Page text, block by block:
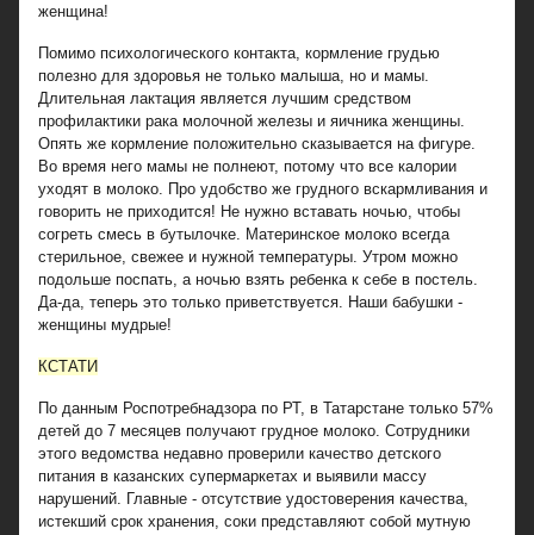
женщина!
Помимо психологического контакта, кормление грудью
полезно для здоровья не только малыша, но и мамы.
Длительная лактация является лучшим средством
профилактики рака молочной железы и яичника женщины.
Опять же кормление положительно сказывается на фигуре.
Во время него мамы не полнеют, потому что все калории
уходят в молоко. Про удобство же грудного вскармливания и
говорить не приходится! Не нужно вставать ночью, чтобы
согреть смесь в бутылочке. Материнское молоко всегда
стерильное, свежее и нужной температуры. Утром можно
подольше поспать, а ночью взять ребенка к себе в постель.
Да-да, теперь это только приветствуется. Наши бабушки -
женщины мудрые!
КСТАТИ
По данным Роспотребнадзора по РТ, в Татарстане только 57%
детей до 7 месяцев получают грудное молоко. Сотрудники
этого ведомства недавно проверили качество детского
питания в казанских супермаркетах и выявили массу
нарушений. Главные - отсутствие удостоверения качества,
истекший срок хранения, соки представляют собой мутную